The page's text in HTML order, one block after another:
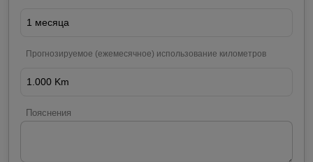
Прогнозируемое (ежемесячное) использование километров
Пояснения